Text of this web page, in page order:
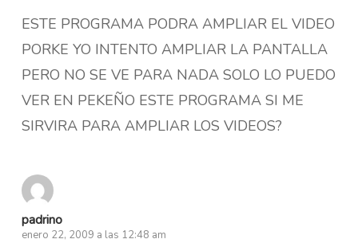
ESTE PROGRAMA PODRA AMPLIAR EL VIDEO
PORKE YO INTENTO AMPLIAR LA PANTALLA
PERO NO SE VE PARA NADA SOLO LO PUEDO
VER EN PEKEÑO ESTE PROGRAMA SI ME
SIRVIRA PARA AMPLIAR LOS VIDEOS?
padrino
enero 22, 2009 a las 12:48 am